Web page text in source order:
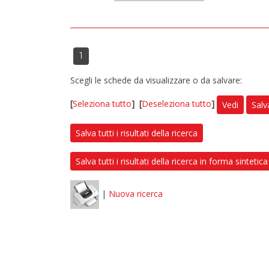
1
Scegli le schede da visualizzare o da salvare:
[Seleziona tutto] [Deseleziona tutto] Vedi
Salva tutti i risultati della ricerca
Salva tutti i risultati della ricerca in forma sintetica
| Nuova ricerca